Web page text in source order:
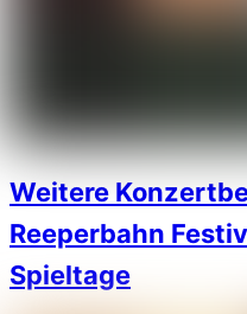
Weitere
Reeperbahn
Spieltage